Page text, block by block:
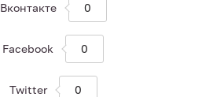
Вконтакте 0
Facebook 0
Twitter 0